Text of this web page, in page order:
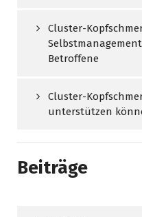
Cluster-
Betroffene
Cluster-
unterstützen
Beiträge